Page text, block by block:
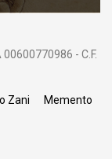
00600770986 - C.F.
Zani
Memento